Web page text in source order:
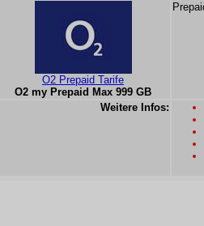
O2 Prepaid Tarife
O2 my Prepaid Max 999 GB
Weitere Infos: